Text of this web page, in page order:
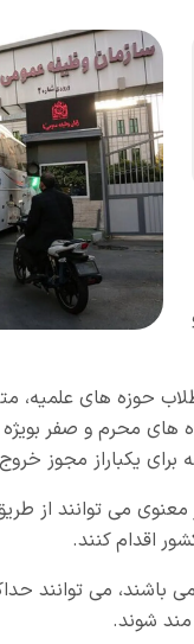
حوزه های علمیه،
محرم و صفر بویژه
می توانند از
شوند.